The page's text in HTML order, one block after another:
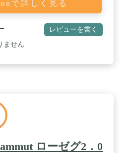
で詳しく見る
レビューを書く
ません
ローゼグ2．0